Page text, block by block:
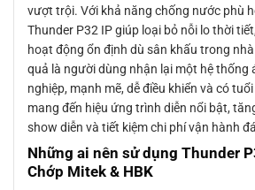
vượt trội. Với khả năng chống nước phù
Thunder P32 IP giúp loại bỏ nỗi lo thời
hoạt động ổn định dù sân khấu trong
quả là người dùng nhận lại một hệ thống
nghiệp, mạnh mẽ, dễ điều khiển và có
mang đến hiệu ứng trình diễn nổi bật,
show diễn và tiết kiệm chi phí vận hành
Những ai nên sử dụng Thunder
Chớp Mitek & HBK